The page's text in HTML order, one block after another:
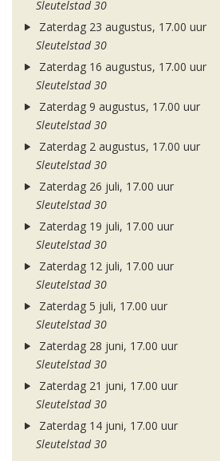
Sleutelstad 30
Zaterdag 23 augustus, 17.00 uur
Sleutelstad 30
Zaterdag 16 augustus, 17.00 uur
Sleutelstad 30
Zaterdag 9 augustus, 17.00 uur
Sleutelstad 30
Zaterdag 2 augustus, 17.00 uur
Sleutelstad 30
Zaterdag 26 juli, 17.00 uur
Sleutelstad 30
Zaterdag 19 juli, 17.00 uur
Sleutelstad 30
Zaterdag 12 juli, 17.00 uur
Sleutelstad 30
Zaterdag 5 juli, 17.00 uur
Sleutelstad 30
Zaterdag 28 juni, 17.00 uur
Sleutelstad 30
Zaterdag 21 juni, 17.00 uur
Sleutelstad 30
Zaterdag 14 juni, 17.00 uur
Sleutelstad 30